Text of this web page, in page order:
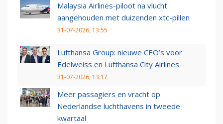
Malaysia Airlines-piloot na vlucht
aangehouden met duizenden xtc-pillen
31-07-2026, 13:55
Lufthansa Group: nieuwe CEO’s voor
Edelweiss en Lufthansa City Airlines
31-07-2026, 13:17
Meer passagiers en vracht op
Nederlandse luchthavens in tweede
kwartaal